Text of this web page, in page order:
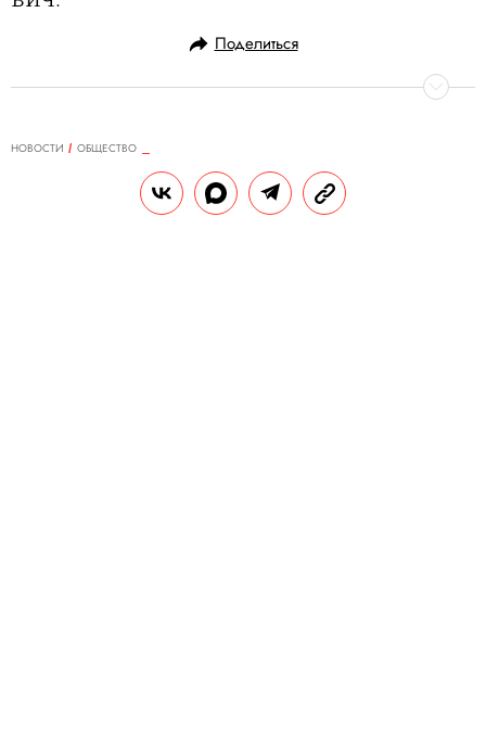
Поделиться
НОВОСТИ
ОБЩЕСТВО
«Товарищ майор желает